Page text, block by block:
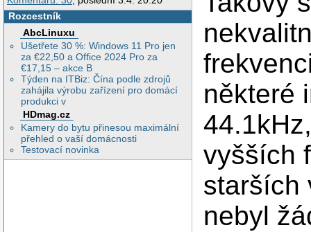
Rozcestník
AbcLinuxu
Ušetřete 30 %: Windows 11 Pro jen
za €22,50 a Office 2024 Pro za
€17,15 – akce B
Týden na ITBiz: Čína podle zdrojů
zahájila výrobu zařízení pro domácí
produkci v
HDmag.cz
Kamery do bytu přinesou maximální
přehled o vaší domácnosti
Testovací novinka
některé
vyšších
starších
nebyl